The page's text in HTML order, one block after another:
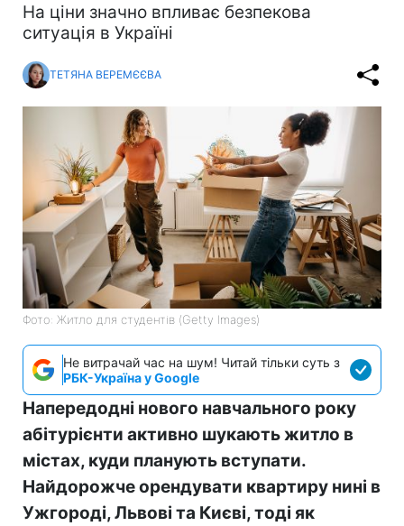
На ціни значно впливає безпекова
ситуація в Україні
ТЕТЯНА ВЕРЕМЄЄВА
Фото: Житло для студентів (Getty Images)
Не витрачай час на шум! Читай тільки суть з
РБК-Україна у Google
Напередодні нового навчального року
абітурієнти активно шукають житло в
містах, куди планують вступати.
Найдорожче орендувати квартиру нині в
Ужгороді, Львові та Києві, тоді як